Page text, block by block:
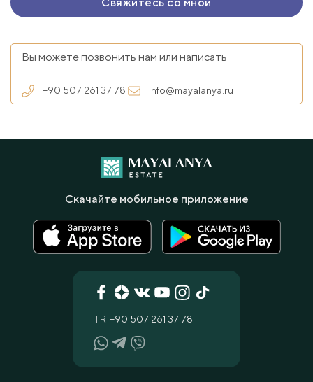
Вы можете позвонить нам или написать
+90 507 261 37 78 info@mayalanya.ru
TR +90 507 261 37 78
Скачайте мобильное приложение